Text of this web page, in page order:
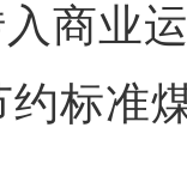
商业
约标准